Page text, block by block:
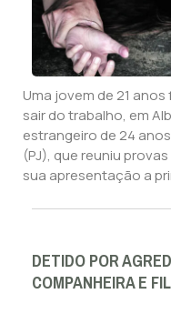
Uma jovem de 21
sair do trabalho, em
estrangeiro de 24
(PJ), que reuniu
sua apresentação a
DETIDO POR
COMPANHEIRA E